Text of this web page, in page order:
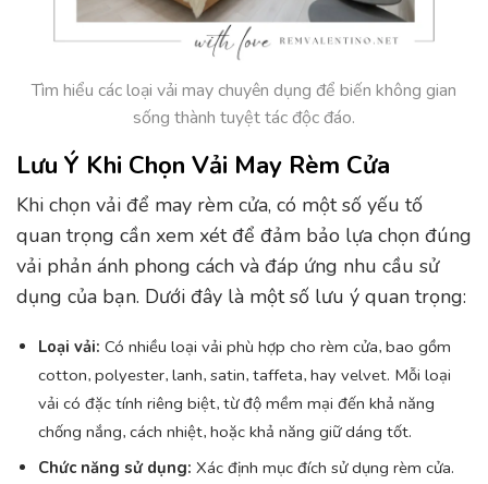
Tìm hiểu các loại vải may chuyên dụng để biến không gian
sống thành tuyệt tác độc đáo.
Lưu Ý Khi Chọn Vải May Rèm Cửa
Khi chọn vải để may rèm cửa, có một số yếu tố
quan trọng cần xem xét để đảm bảo lựa chọn đúng
vải phản ánh phong cách và đáp ứng nhu cầu sử
dụng của bạn. Dưới đây là một số lưu ý quan trọng:
Loại vải: Có nhiều loại vải phù hợp cho rèm cửa, bao gồm
cotton, polyester, lanh, satin, taffeta, hay velvet. Mỗi loại
vải có đặc tính riêng biệt, từ độ mềm mại đến khả năng
chống nắng, cách nhiệt, hoặc khả năng giữ dáng tốt.
Chức năng sử dụng: Xác định mục đích sử dụng rèm cửa.